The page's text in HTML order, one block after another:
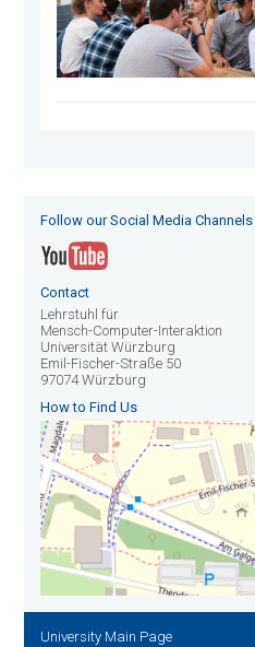
Follow our Social Media Channels
Contact
Lehrstuhl für
Mensch-Computer-Interaktion
Universität Würzburg
Emil-Fischer-Straße 50
97074 Würzburg
How to Find Us
University Main Page